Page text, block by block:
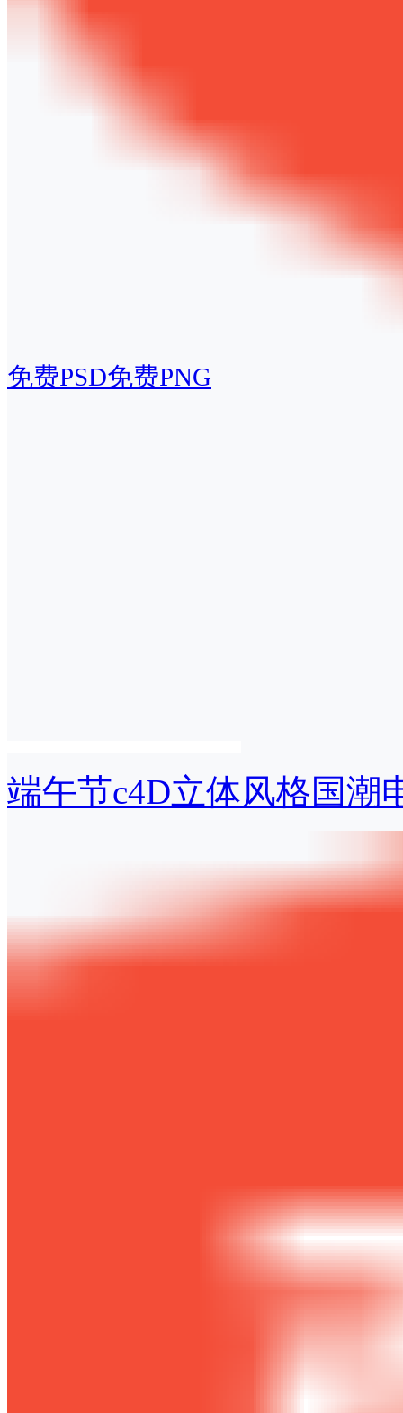
免费PSD免费PNG
端午节c4D立体风格国潮